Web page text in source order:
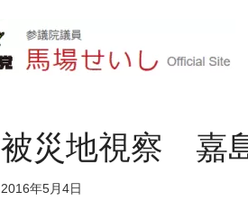
被災地視察 嘉
2016年5月4日